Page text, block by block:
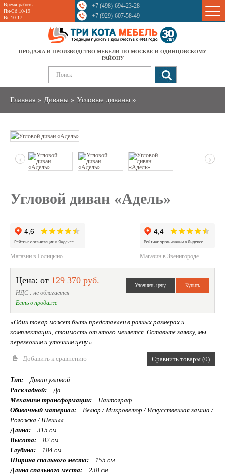
Время работы:
Пн-Сб 10-19
Вс 10-17
+7 (498) 694-23-28
+7 (929) 607-58-49
ПРОДАЖА И ПРОИЗВОДСТВО МЕБЕЛИ ПО МОСКВЕ И ОДИНЦОВСКОМУ
РАЙОНУ
Главная » Диваны » Угловые диваны »
Sale
‹ ›
Угловой диван «Адель»
Магазин в Голицыно Магазин в Звенигороде
Цена: от 129 370 руб.
НДС : не облагается
Есть в продаже
«Один товар может быть представлен в разных размерах и
комплектации, стоимость от этого меняется. Оставьте заявку, мы
перезвоним и уточним цену.»
Добавить к сравнению Сравнить товары (0)
Тип:
Диван угловой
Раскладной:
Да
Механизм трансформации:
Пантограф
Обивочный материал:
Велюр / Микровелюр / Искусственная замша /
Рогожка / Шенилл
Длина:
315 см
Высота:
82 см
Глубина:
184 см
Ширина спального места:
155 см
Длина спального места:
238 см